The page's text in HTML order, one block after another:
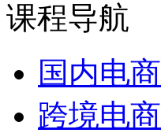
课程导航
国内电
跨境电